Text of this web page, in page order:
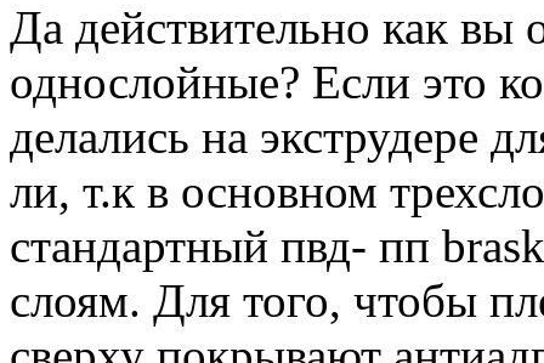
Да действительно как вы
однослойные? Если это
делались на экструдере
ли, т.к в основном
стандартный пвд- пп
слоям. Для того, чтобы